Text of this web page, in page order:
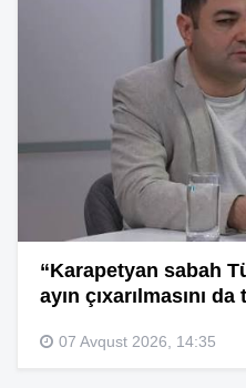
“Karapetyan sabah
ayın çıxarılmasını
07 Avqust 2026, 14:35